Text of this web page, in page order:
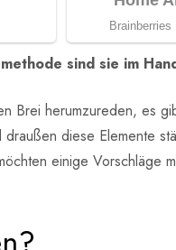
sind sie im
Brei herumzureden, es
diese Elemente
einige Vorschläge